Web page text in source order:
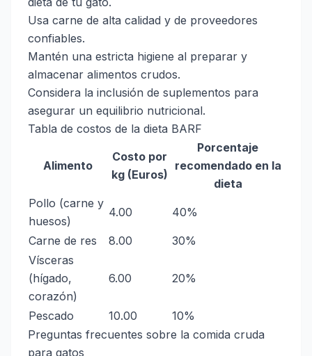
Usa carne de alta calidad y de proveedores
confiables.
Mantén una estricta higiene al preparar y
almacenar alimentos crudos.
Considera la inclusión de suplementos para
asegurar un equilibrio nutricional.
Tabla de costos de la dieta BARF
Alimento
Costo por
kg (Euros)
Porcentaje
recomendado en la
dieta
Pollo (carne y
huesos)
4.00 40%
Carne de res 8.00
30%
Vísceras
(hígado,
corazón)
6.00 20%
Pescado 10.00
10%
Preguntas frecuentes sobre la comida cruda
para gatos